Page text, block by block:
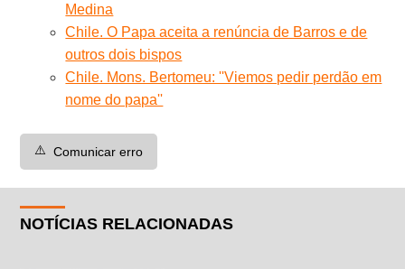
Medina
Chile. O Papa aceita a renúncia de Barros e de
outros dois bispos
Chile. Mons. Bertomeu: ''Viemos pedir perdão em
nome do papa''
⚠️ Comunicar erro
NOTÍCIAS RELACIONADAS